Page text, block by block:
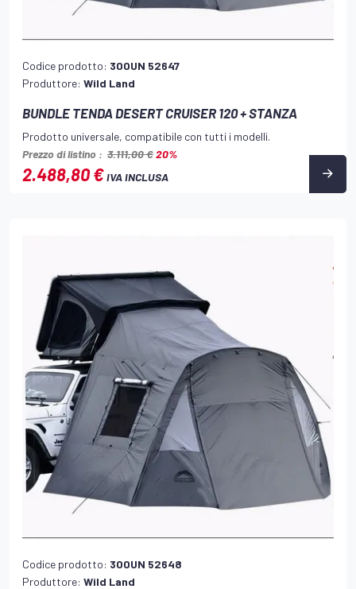
Codice prodotto: 300UN 52647
Produttore: Wild Land
BUNDLE TENDA DESERT CRUISER 120 + STANZA
Prodotto universale, compatibile con tutti i modelli.
Prezzo di listino : 3.111,00 €20%
2.488,80 €IVA INCLUSA
Codice prodotto: 300UN 52648
Produttore: Wild Land